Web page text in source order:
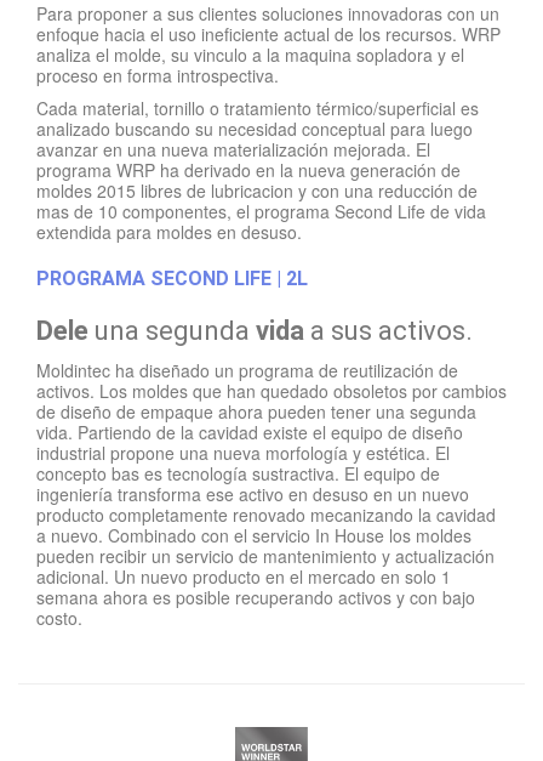
Para proponer a sus clientes soluciones innovadoras con un
enfoque hacia el uso ineficiente actual de los recursos. WRP
analiza el molde, su vinculo a la maquina sopladora y el
proceso en forma introspectiva.
Cada material, tornillo o tratamiento térmico/superficial es
analizado buscando su necesidad conceptual para luego
avanzar en una nueva materialización mejorada. El
programa WRP ha derivado en la nueva generación de
moldes 2015 libres de lubricacion y con una reducción de
mas de 10 componentes, el programa Second Life de vida
extendida para moldes en desuso.
PROGRAMA SECOND LIFE | 2L
Dele una segunda vida a sus activos.
Moldintec ha diseñado un programa de reutilización de
activos. Los moldes que han quedado obsoletos por cambios
de diseño de empaque ahora pueden tener una segunda
vida. Partiendo de la cavidad existe el equipo de diseño
industrial propone una nueva morfología y estética. El
concepto bas es tecnología sustractiva. El equipo de
ingeniería transforma ese activo en desuso en un nuevo
producto completamente renovado mecanizando la cavidad
a nuevo. Combinado con el servicio In House los moldes
pueden recibir un servicio de mantenimiento y actualización
adicional. Un nuevo producto en el mercado en solo 1
semana ahora es posible recuperando activos y con bajo
costo.